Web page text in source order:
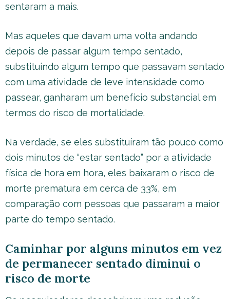
sentaram a mais.
Mas aqueles que davam uma volta andando
depois de passar algum tempo sentado,
substituindo algum tempo que passavam sentado
com uma atividade de leve intensidade como
passear, ganharam um benefício substancial em
termos do risco de mortalidade.
Na verdade, se eles substituíram tão pouco como
dois minutos de “estar sentado” por a atividade
física de hora em hora, eles baixaram o risco de
morte prematura em cerca de 33%, em
comparação com pessoas que passaram a maior
parte do tempo sentado.
Caminhar por alguns minutos em vez
de permanecer sentado diminui o
risco de morte